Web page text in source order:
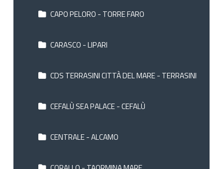
CAPO PELORO - TORRE FARO
CARASCO - LIPARI
CDS TERRASINI CITTÀ DEL MARE - TERRASINI
CEFALÙ SEA PALACE - CEFALÙ
CENTRALE - ALCAMO